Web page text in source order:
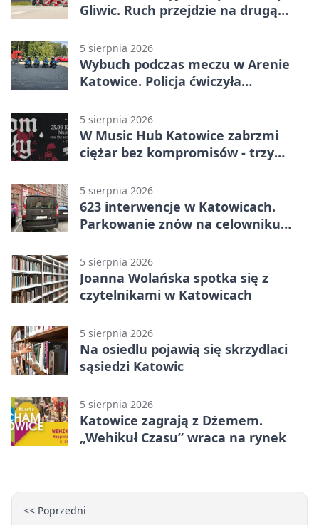
Gliwic. Ruch przejdzie na drugą
5 sierpnia 2026
Wybuch podczas meczu w Arenie
Katowice. Policja ćwiczyła
5 sierpnia 2026
W Music Hub Katowice zabrzmi
ciężar bez kompromisów - trzy
5 sierpnia 2026
623 interwencje w Katowicach.
Parkowanie znów na celowniku
5 sierpnia 2026
Joanna Wolańska spotka się z
czytelnikami w Katowicach
5 sierpnia 2026
Na osiedlu pojawią się skrzydlaci
sąsiedzi Katowic
5 sierpnia 2026
Katowice zagrają z Dżemem.
„Wehikuł Czasu” wraca na rynek
<< Poprzedni